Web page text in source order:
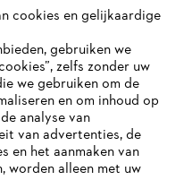
#STIHL
cookies en gelijkaardige
gebruiken we
zelfs zonder uw
we gebruiken om de
en om inhoud op
analyse van
van advertenties, de
en het aanmaken van
worden alleen met uw